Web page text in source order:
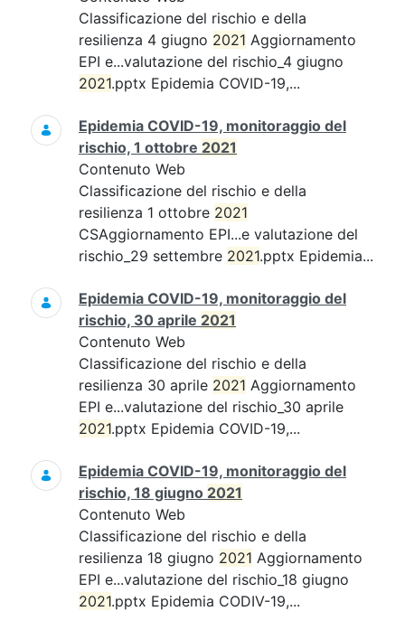
Classificazione del rischio e della
resilienza 4 giugno 2021 Aggiornamento
EPI e...valutazione del rischio_4 giugno
2021.pptx Epidemia COVID-19,...
Epidemia COVID-19, monitoraggio del
rischio, 1 ottobre 2021
Contenuto Web
Classificazione del rischio e della
resilienza 1 ottobre 2021
CSAggiornamento EPI...e valutazione del
rischio_29 settembre 2021.pptx Epidemia...
Epidemia COVID-19, monitoraggio del
rischio, 30 aprile 2021
Contenuto Web
Classificazione del rischio e della
resilienza 30 aprile 2021 Aggiornamento
EPI e...valutazione del rischio_30 aprile
2021.pptx Epidemia COVID-19,...
Epidemia COVID-19, monitoraggio del
rischio, 18 giugno 2021
Contenuto Web
Classificazione del rischio e della
resilienza 18 giugno 2021 Aggiornamento
EPI e...valutazione del rischio_18 giugno
2021.pptx Epidemia CODIV-19,...